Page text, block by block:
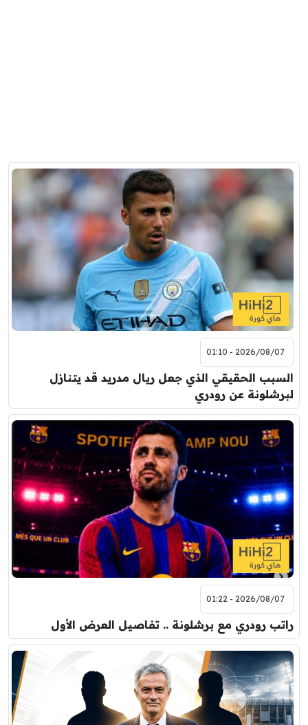
2026/08/07 - 01:10
السبب الحقيقي الذي جعل ريال مدريد قد يتنازل
لبرشلونة عن رودري
2026/08/07 - 01:22
راتب رودري مع برشلونة .. تفاصيل العرض الأول